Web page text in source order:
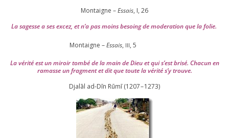
Montaigne –Essais, I, 26
La sagesse a ses excez, et n’a pas moins besoing de mode­ra­tion que la folie.
Montaigne –Essais, III, 5
La véri­té est un miroir tom­bé de la main de Dieu et qui s’est bri­sé. Chacun en
ramasse un frag­ment et dit que toute la véri­té s’y trouve.
Djalāl ad-Dīn Rūmī (1207–1273)